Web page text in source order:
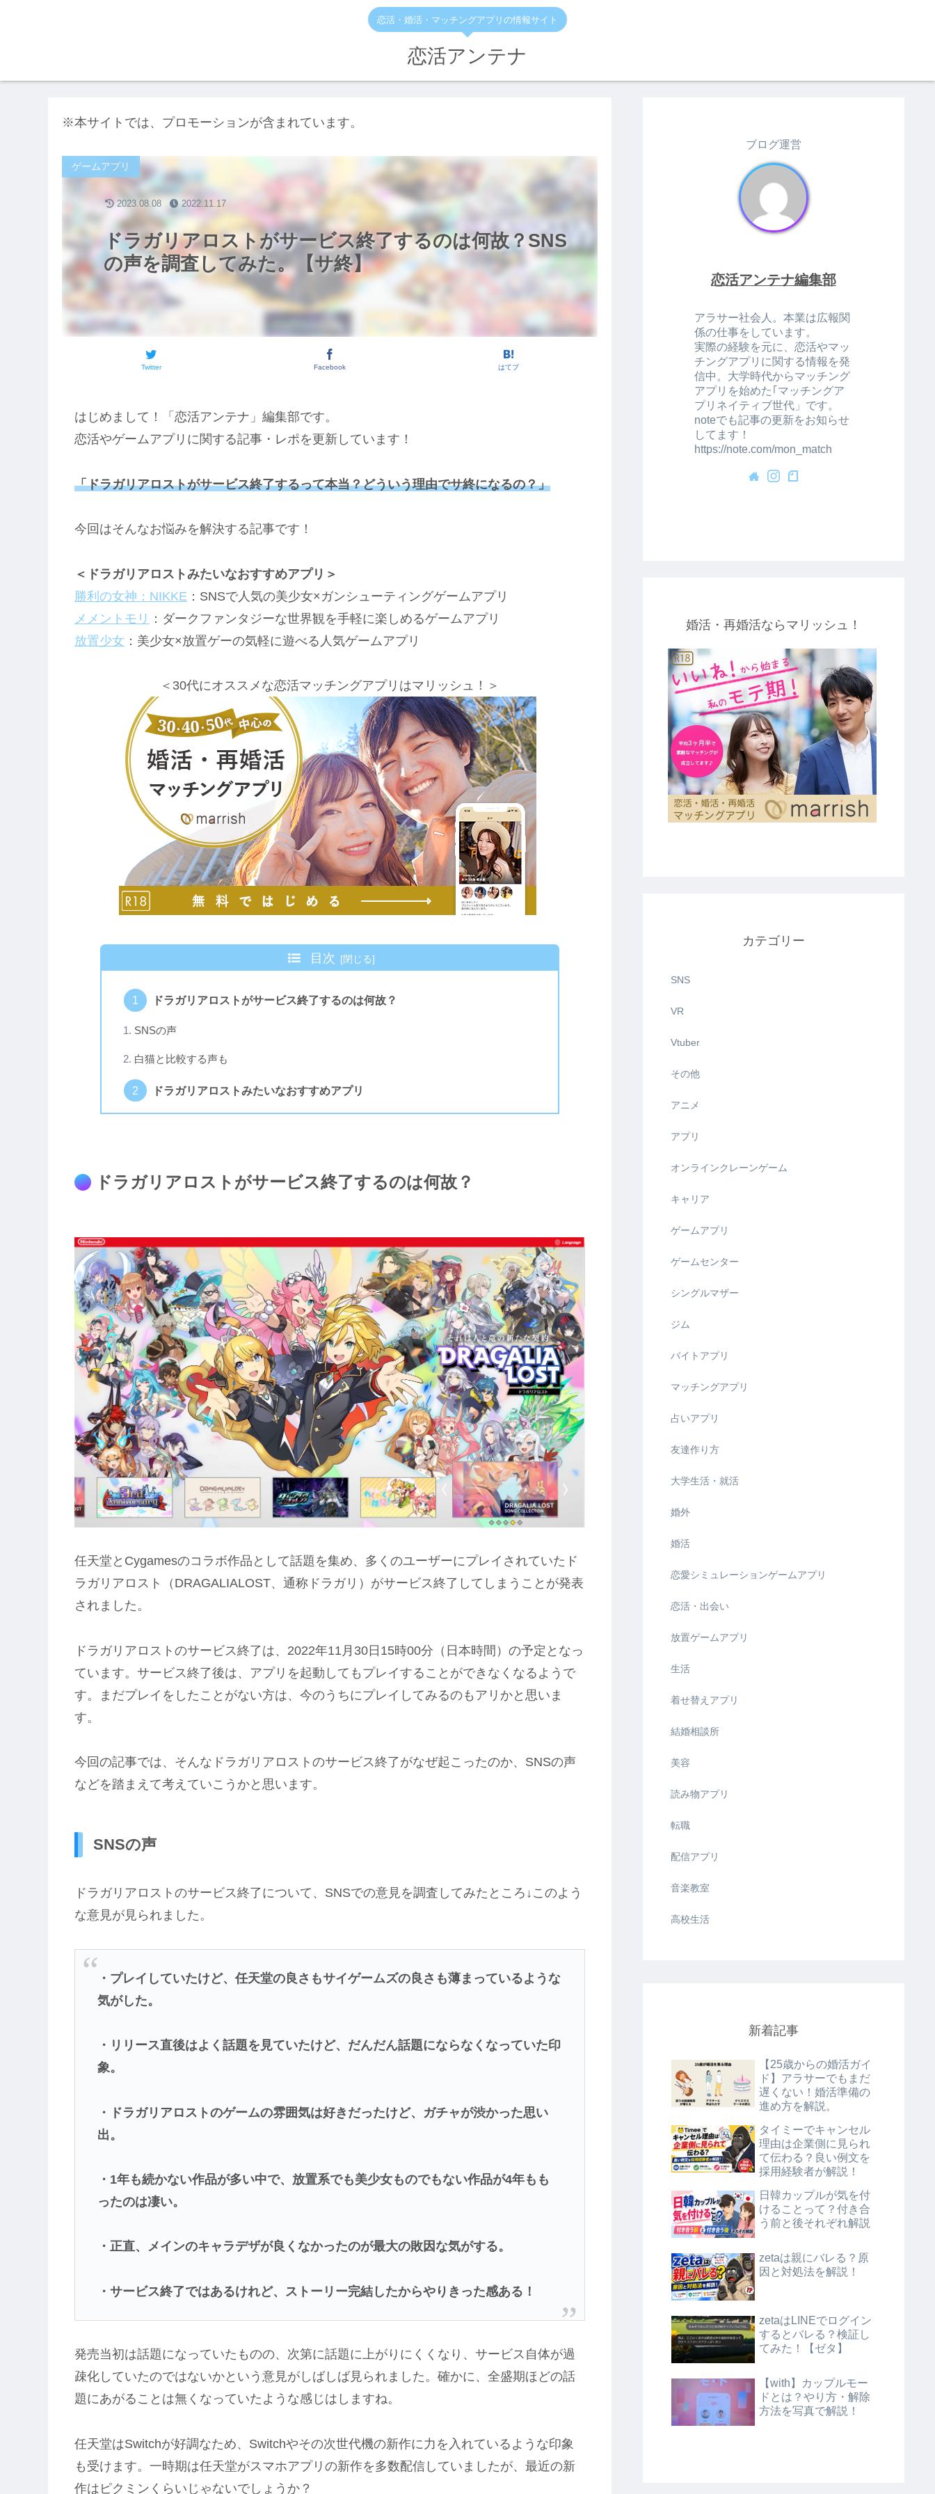
恋活・婚活・マッチングアプリの情報サイト
恋活アンテナ
※本サイトでは、プロモーションが含まれています。
ドラガリアロストがサービス終了するのは何故？SNS
の声を調査してみた。【サ終】
ゲームアプリ
Twitter Facebook はてブ
2023.08.08 2022.11.17
はじめまして！「恋活アンテナ」編集部です。
恋活やゲームアプリに関する記事・レポを更新しています！
「ドラガリアロストがサービス終了するって本当？どういう理由でサ終になるの？」
今回はそんなお悩みを解決する記事です！
＜ドラガリアロストみたいなおすすめアプリ＞
勝利の女神：NIKKE ：SNSで人気の美少女×ガンシューティングゲームアプリ
メメントモリ ：ダークファンタジーな世界観を手軽に楽しめるゲームアプリ
放置少女 ：美少女×放置ゲーの気軽に遊べる人気ゲームアプリ
＜30代にオススメな恋活マッチングアプリはマリッシュ！＞
目次
ドラガリアロストがサービス終了するのは何故？
SNSの声
白猫と比較する声も
ドラガリアロストみたいなおすすめアプリ
ドラガリアロストがサービス終了するのは何故？
任天堂とCygamesのコラボ作品として話題を集め、多くのユーザーにプレイされていたド
ラガリアロスト（DRAGALIALOST、通称ドラガリ）がサービス終了してしまうことが発表
されました。
ドラガリアロストのサービス終了は、2022年11月30日15時00分（日本時間）の予定となっ
ています。サービス終了後は、アプリを起動してもプレイすることができなくなるようで
す。まだプレイをしたことがない方は、今のうちにプレイしてみるのもアリかと思いま
す。
今回の記事では、そんなドラガリアロストのサービス終了がなぜ起こったのか、SNSの声
などを踏まえて考えていこうかと思います。
SNSの声
ドラガリアロストのサービス終了について、SNSでの意見を調査してみたところ↓このよう
な意見が見られました。
・プレイしていたけど、任天堂の良さもサイゲームズの良さも薄まっているような
気がした。
・リリース直後はよく話題を見ていたけど、だんだん話題にならなくなっていた印
象。
・ドラガリアロストのゲームの雰囲気は好きだったけど、ガチャが渋かった思い
出。
・1年も続かない作品が多い中で、放置系でも美少女ものでもない作品が4年もも
ったのは凄い。
・正直、メインのキャラデザが良くなかったのが最大の敗因な気がする。
・サービス終了ではあるけれど、ストーリー完結したからやりきった感ある！
発売当初は話題になっていたものの、次第に話題に上がりにくくなり、サービス自体が過
疎化していたのではないかという意見がしばしば見られました。確かに、全盛期ほどの話
題にあがることは無くなっていたような感じはしますね。
任天堂はSwitchが好調なため、Switchやその次世代機の新作に力を入れているような印象
も受けます。一時期は任天堂がスマホアプリの新作を多数配信していましたが、最近の新
作はピクミンくらいじゃないでしょうか？
ブログ運営
恋活アンテナ編集部
アラサー社会人。本業は広報関
係の仕事をしています。
実際の経験を元に、恋活やマッ
チングアプリに関する情報を発
信中。大学時代からマッチング
アプリを始めた｢マッチングア
プリネイティブ世代」です。
noteでも記事の更新をお知らせ
してます！
https://note.com/mon_match
婚活・再婚活ならマリッシュ！
カテゴリー
SNS
VR
Vtuber
その他
アニメ
アプリ
オンラインクレーンゲーム
キャリア
ゲームアプリ
ゲームセンター
シングルマザー
ジム
バイトアプリ
マッチングアプリ
占いアプリ
友達作り方
大学生活・就活
婚外
婚活
恋愛シミュレーションゲームアプリ
恋活・出会い
放置ゲームアプリ
生活
着せ替えアプリ
結婚相談所
美容
読み物アプリ
転職
配信アプリ
音楽教室
高校生活
新着記事
【25歳からの婚活ガイ
ド】アラサーでもまだ
遅くない！婚活準備の
進め方を解説。
タイミーでキャンセル
理由は企業側に見られ
て伝わる？良い例文を
採用経験者が解説！
日韓カップルが気を付
けることって？付き合
う前と後それぞれ解説
zetaは親にバレる？原
因と対処法を解説！
zetaはLINEでログイン
するとバレる？検証し
てみた！【ゼタ】
【with】カップルモー
ドとは？やり方・解除
方法を写真で解説！